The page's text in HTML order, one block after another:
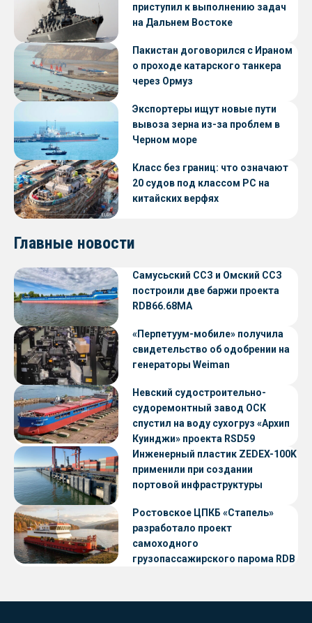
приступил к выполнению задач
на Дальнем Востоке
Пакистан договорился с Ираном
о проходе катарского танкера
через Ормуз
Экспортеры ищут новые пути
вывоза зерна из-за проблем в
Черном море
Класс без границ: что означают
20 судов под классом РС на
китайских верфях
Главные новости
Самусьский ССЗ и Омский ССЗ
построили две баржи проекта
RDB66.68МА
«Перпетуум-мобиле» получила
свидетельство об одобрении на
генераторы Weiman
Невский судостроительно-
судоремонтный завод ОСК
спустил на воду сухогруз «Архип
Куинджи» проекта RSD59
Инженерный пластик ZEDEX-100K
применили при создании
портовой инфраструктуры
Ростовское ЦПКБ «Стапель»
разработало проект
самоходного
грузопассажирского парома RDB